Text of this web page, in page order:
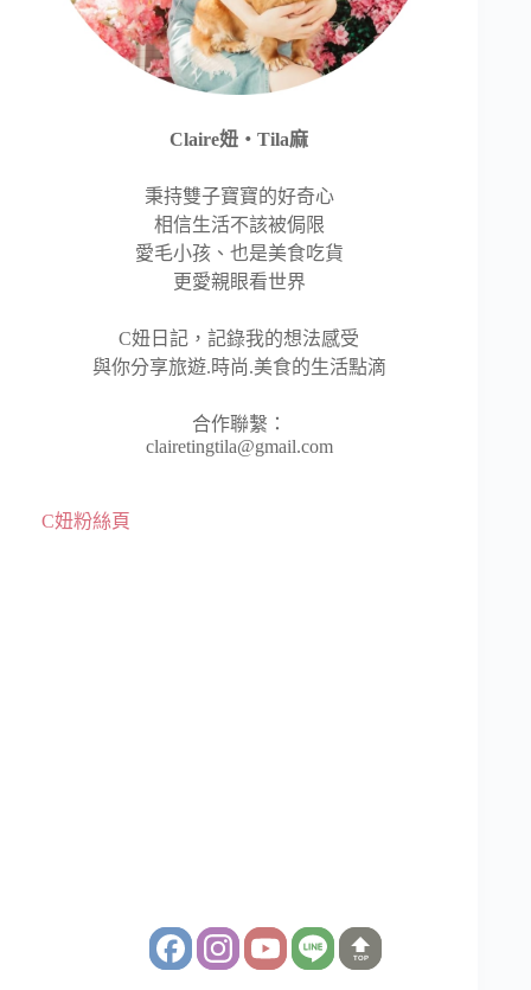
Claire妞‧Tila麻
秉持雙子寶寶的好奇心
相信生活不該被侷限
愛毛小孩、也是美食吃貨
更愛親眼看世界
C妞日記，記錄我的想法感受
與你分享旅遊.時尚.美食的生活點滴
合作聯繫：
clairetingtila@gmail.com
C妞粉絲頁
TOP